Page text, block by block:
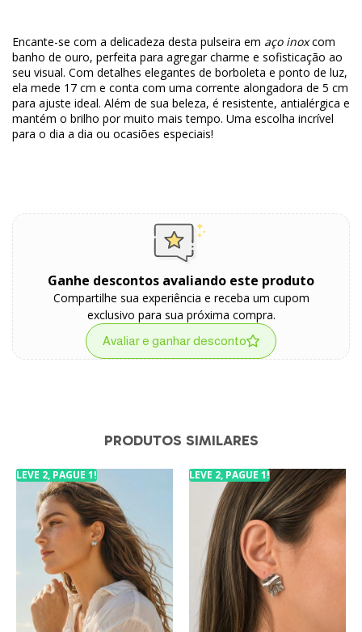
Encante-se com a delicadeza desta pulseira em aço inoxcom
banho de ouro, perfeita para agregar charme e sofisticação ao
seu visual. Com detalhes elegantes de borboleta e ponto de luz,
ela mede 17 cm e conta com uma corrente alongadora de 5 cm
para ajuste ideal. Além de sua beleza, é resistente, antialérgica e
mantém o brilho por muito mais tempo. Uma escolha incrível
para o dia a dia ou ocasiões especiais!
Ganhe descontos avaliando este produto
Compartilhe sua experiência e receba um cupom
exclusivo para sua próxima compra.
Avaliar e ganhar desconto
PRODUTOS SIMILARES
LEVE 2, PAGUE 1! LEVE 2, PAGUE 1!